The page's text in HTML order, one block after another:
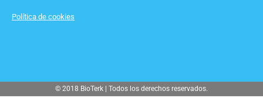
Política de cookies
© 2018 BioTerk | Todos los derechos reservados.